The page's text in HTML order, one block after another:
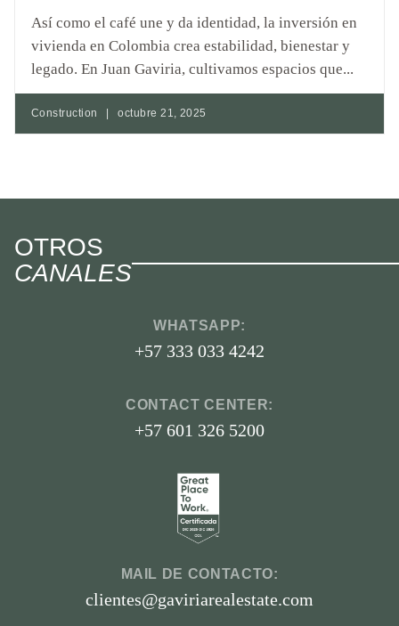
Así como el café une y da identidad, la inversión en
vivienda en Colombia crea estabilidad, bienestar y
legado. En Juan Gaviria, cultivamos espacios que...
Construction | octubre 21, 2025
OTROS
CANALES
WHATSAPP:
+57 333 033 4242
CONTACT CENTER:
+57 601 326 5200
MAIL DE CONTACTO:
clientes@gaviriarealestate.com